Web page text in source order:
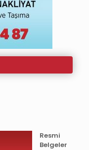
Resmi
Belgeler